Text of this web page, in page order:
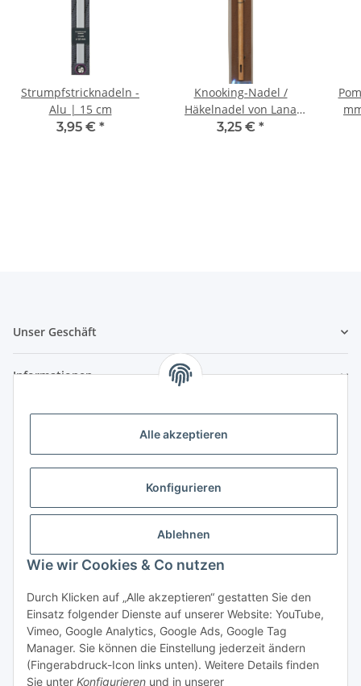
Alle akzeptieren
Konfigurieren
Ablehnen
Wie wir Cookies & Co nutzen
Durch Klicken auf „Alle akzeptieren“ gestatten Sie den
Einsatz folgender Dienste auf unserer Website: YouTube,
Vimeo, Google Analytics, Google Ads, Google Tag
Manager. Sie können die Einstellung jederzeit ändern
(Fingerabdruck-Icon links unten). Weitere Details finden
Sie unter Konfigurieren und in unserer
Strumpfstricknadeln -
Alu | 15 cm
3,95 € *
Knooking-Nadel /
Häkelnadel von Lana
Grossa *
3,25 € *
Unser Geschäft
Informationen
Zahlungsmöglichkeiten
Vorkasse (per Bank-Überweisung)
PayPal
Kreditkarte
Banklastschrift
Rechnungskauf
Gesetzliche Informationen